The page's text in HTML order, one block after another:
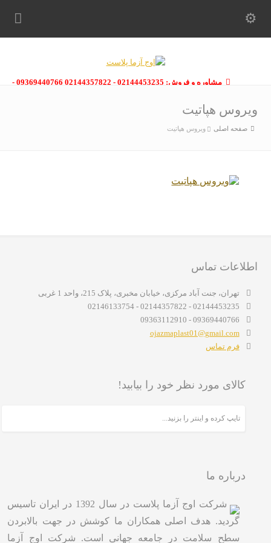
مشاوره و فروش: 02144453235 - 02144357822 09369440766 -
ویروس هپاتیت
صفحه اصلی ویروس هپاتیت
اطلاعات تماس
تهران، جنت آباد مرکزی، خیابان مخبری، پلاک 215، واحد 1 غربی
02144453235 - 02144357822 - 02146133754
09369440766 - 09363112910
ojazmaplast01@gmail.com
فرم تماس
کالای مورد نظر خود را بیابید!
درباره ما
شرکت اوج آزما پلاست در سال 1392 در ایران تاسیس
گردید. هدف اصلی همکاران ما کوشش در جهت بالابردن
سطح سلامت در جامعه جهانی است. شرکت اوج آزما